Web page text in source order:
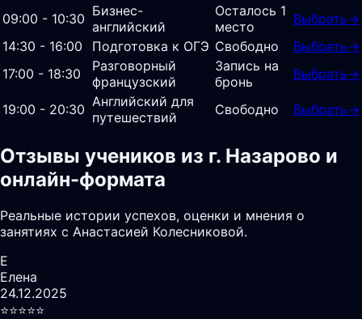
09:00 - 10:30 Бизнес-
английский
Осталось 1
место
Выбрать→
14:30 - 16:00
Подготовка к ОГЭ Свободно Выбрать→
17:00 - 18:30
Разговорный
французский
Запись на
бронь
Выбрать→
19:00 - 20:30 Английский для
путешествий
Свободно Выбрать→
Отзывы учеников из г. Назарово и
онлайн-формата
Реальные истории успехов, оценки и мнения о
занятиях с Анастасией Колесниковой.
Е
Елена
24.12.2025
⭐️⭐️⭐️⭐️⭐️